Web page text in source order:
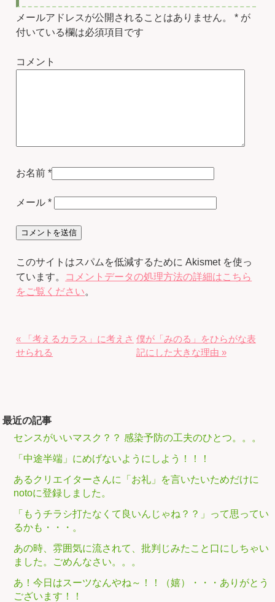
メールアドレスが公開されることはありません。 * が
付いている欄は必須項目です
コメント
お名前 *
メール*
このサイトはスパムを低減するために Akismet を使っ
ています。
コメントデータの処理方法の詳細はこちら
をご覧ください。
« 「考えるカラス」に考えさ
せられる
僕が「みのる」をひらがな表
記にした大きな理由 »
最近の記事
センスがいいマスク？？ 感染予防の工夫のひとつ。。。
「中途半端」にめげないようにしよう！！！
あるクリエイターさんに「お礼」を言いたいためだけに
notoに登録しました。
「もうチラシ打たなくて良いんじゃね？？」って思ってい
るかも・・・。
あの時、雰囲気に流されて、批判じみたこと口にしちゃい
ました。ごめんなさい。。。
あ！今日はスーツなんやね～！！（嬉）・・・ありがとう
ございます！！